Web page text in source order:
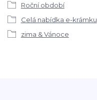
Roční období
Celá nabídka e-krámku
zima & Vánoce